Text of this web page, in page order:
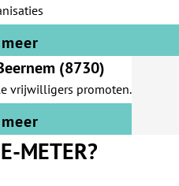
(8730)
vrijwilligers promoten.
METER?